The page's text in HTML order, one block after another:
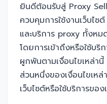
ยินดีต้อนรับสู่ Proxy
ควบคุมการใช้งานเว็บไ
และบริการ proxy ทั้งห
โดยการเข้าถึงหรือใช้บ
ผูกพันตามเงื่อนไขเหล่า
ส่วนหนึ่งของเงื่อนไขเห
เว็บไซต์หรือใช้บริการของ